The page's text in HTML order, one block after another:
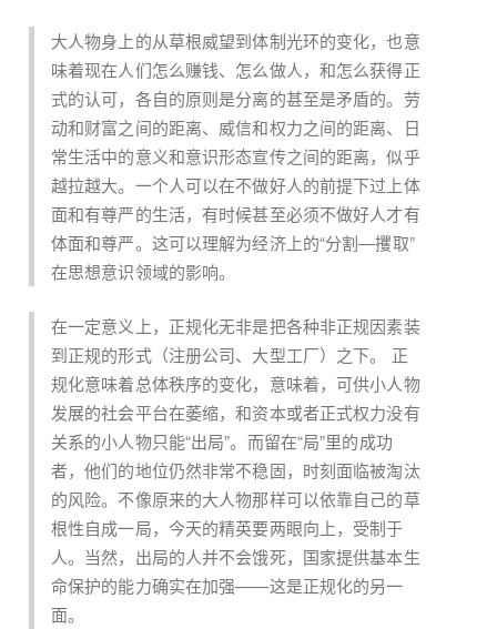
大人物身上的从草根威望到体制光环的变化，也意
味着现在人们怎么赚钱、怎么做人，和怎么获得正
式的认可，各自的原则是分离的甚至是矛盾的。劳
动和财富之间的距离、威信和权力之间的距离、日
常生活中的意义和意识形态宣传之间的距离，似乎
越拉越大。一个人可以在不做好人的前提下过上体
面和有尊严的生活，有时候甚至必须不做好人才有
体面和尊严。这可以理解为经济上的“分割—攫取”
在思想意识领域的影响。
在一定意义上，正规化无非是把各种非正规因素装
到正规的形式（注册公司、大型工厂）之下。 正
规化意味着总体秩序的变化，意味着，可供小人物
发展的社会平台在萎缩，和资本或者正式权力没有
关系的小人物只能“出局”。而留在“局”里的成功
者，他们的地位仍然非常不稳固，时刻面临被淘汰
的风险。不像原来的大人物那样可以依靠自己的草
根性自成一局，今天的精英要两眼向上，受制于
人。当然，出局的人并不会饿死，国家提供基本生
命保护的能力确实在加强——这是正规化的另一
面。